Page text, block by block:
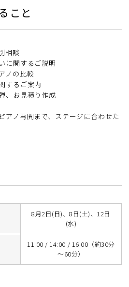
こと
相談
に関するご説明
ノの比較
するご案内
、お見積り作成
アノ再開まで、ステージに合わせた
8月2日(日)、8日(土)、12日
(水)
11:00 / 14:00 / 16:00（約30分
～60分）